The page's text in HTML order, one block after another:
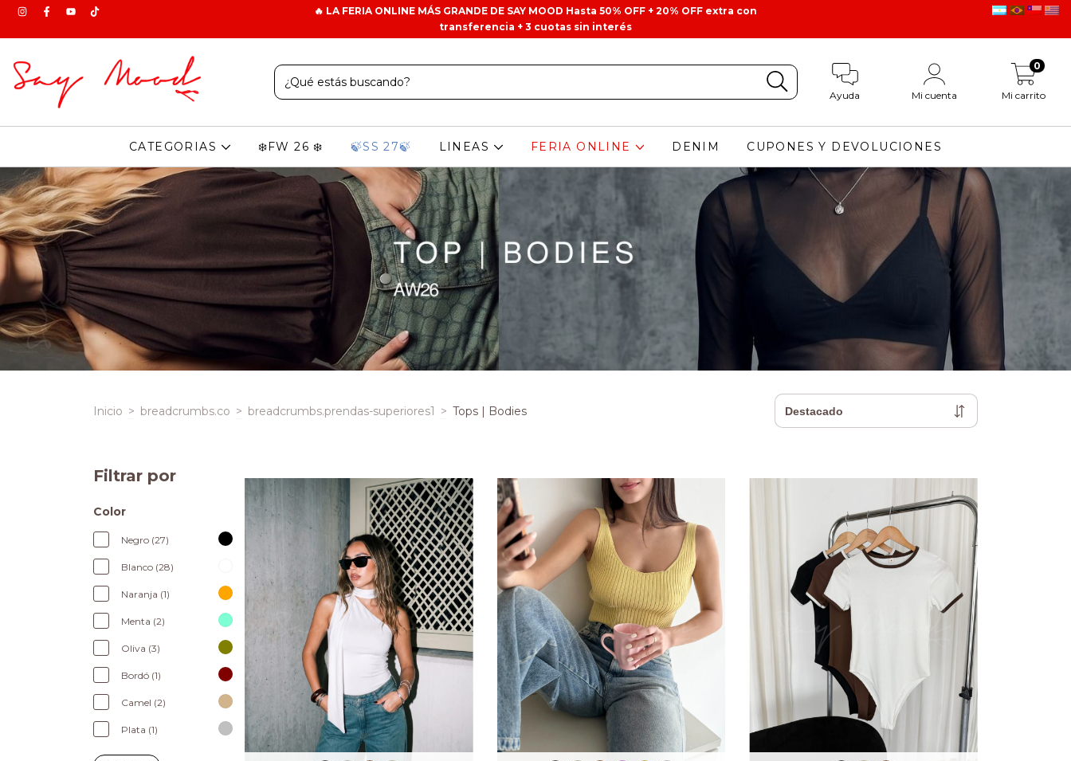
🔥 LA FERIA ONLINE MÁS GRANDE DE SAY MOOD Hasta 50% OFF + 20% OFF extra con
transferencia + 3 cuotas sin interés
Ayuda Mi cuenta Mi carrito
0
CATEGORIAS ❄️FW 26 ❄️ 🍃SS 27🍃 LINEAS FERIA ONLINE DENIM CUPONES Y DEVOLUCIONES
Inicio > breadcrumbs.co > breadcrumbs.prendas-superiores1 > Tops | Bodies
Filtrar por
Color
Negro (27)
Blanco (28)
Naranja (1)
Menta (2)
Oliva (3)
Bordó (1)
Camel (2)
Plata (1)